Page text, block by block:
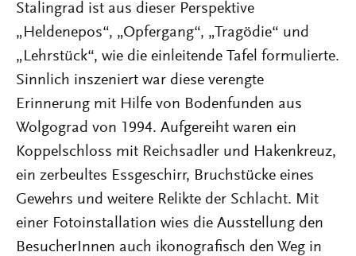
Stalingrad ist aus dieser Perspektive
„Heldenepos“, „Opfergang“, „Tragödie“ und
„Lehrstück“, wie die einleitende Tafel formulierte.
Sinnlich inszeniert war diese verengte
Erinnerung mit Hilfe von Bodenfunden aus
Wolgograd von 1994. Aufgereiht waren ein
Koppelschloss mit Reichsadler und Hakenkreuz,
ein zerbeultes Essgeschirr, Bruchstücke eines
Gewehrs und weitere Relikte der Schlacht. Mit
einer Fotoinstallation wies die Ausstellung den
BesucherInnen auch ikonografisch den Weg in